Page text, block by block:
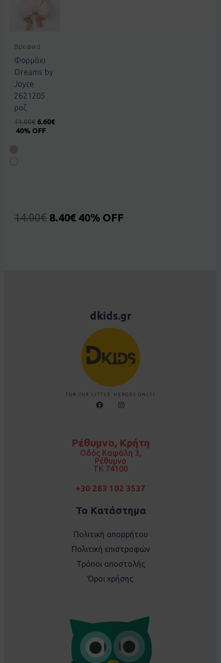
Βρεφικά
Φορμάκι
Dreams by
Joyce
2621205
ροζ
11.00€ 6.60€
40% OFF
14.00€ 8.40€ 40% OFF
dkids.gr
FOR OUR LITTLE HEROES ONLY!
F
a
o
k
I
n
r
a
m
Ρέθυμνο, Κρήτη
Οδός Καψάλη 3,
Ρέθυμνο
TK 74100
+30 283 102 3537
Το Κατάστημα
Πολιτική απορρήτου
Πολιτική επιστροφών
Τρόποι αποστολής
Όροι χρήσης